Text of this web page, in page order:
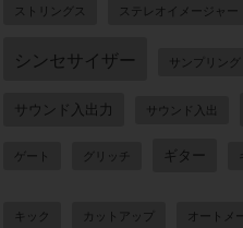
ストリングス ステレオイメージャー
シンセサイザー サンプリング
サウンド入出力 サウンド入出
ゲート グリッチ ギター
キック カットアップ オートメ